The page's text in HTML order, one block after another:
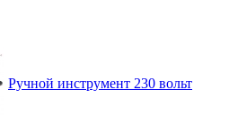
Ручной инструмент 230 вольт